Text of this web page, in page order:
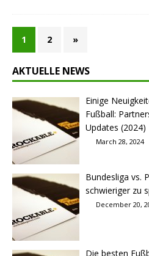
1 2 »
AKTUELLE NEWS
Einige
Fußball:
Updates (2024)
March 28, 2024
Bundesliga vs.
schwieriger zu
December 20,
Die besten